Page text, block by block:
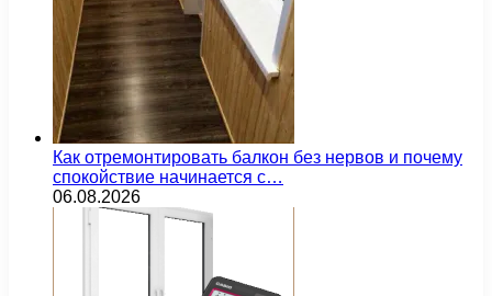
Как отремонтировать балкон без нервов и почему
спокойствие начинается с…
06.08.2026